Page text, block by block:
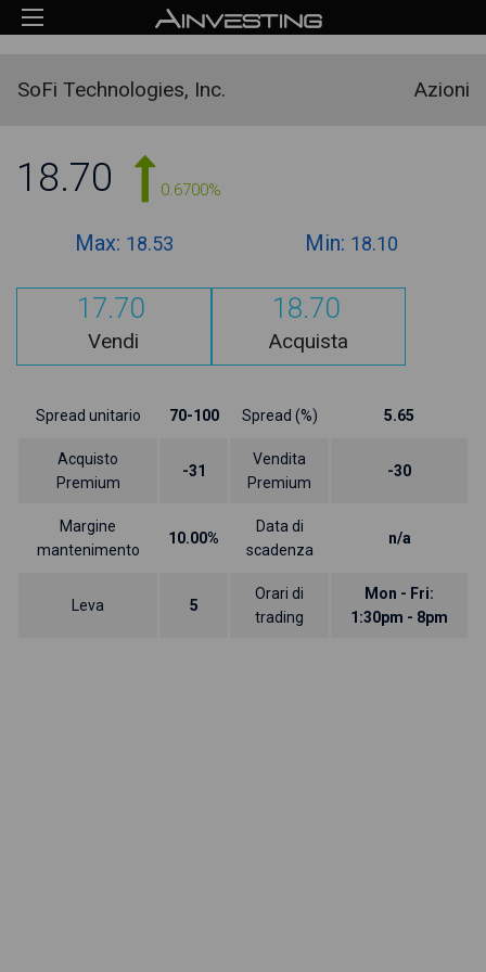
SoFi Technologies, Inc. Azioni
18.70 0.6700%
Max: 18.53 Min: 18.10
17.70
Vendi
18.70
Acquista
Spread unitario 70-100 Spread (%) 5.65
Acquisto
Premium
-31
Vendita
Premium
-30
Margine
mantenimento
10.00%
Data di
scadenza
n/a
Leva 5
Orari di
trading
Mon - Fri:
1:30pm - 8pm